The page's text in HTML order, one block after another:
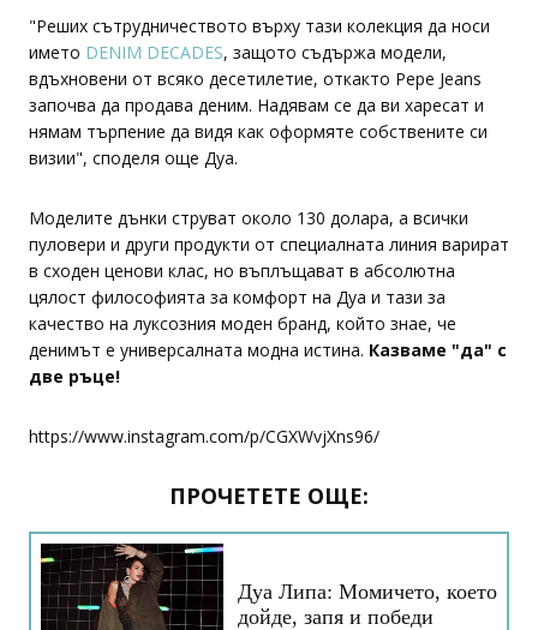
"Реших сътрудничеството върху тази колекция да носи
името DENIM DECADES, защото съдържа модели,
вдъхновени от всяко десетилетие, откакто Pepe Jeans
започва да продава деним. Надявам се да ви харесат и
нямам търпение да видя как оформяте собствените си
визии", споделя още Дуа.
Моделите дънки струват около 130 долара, а всички
пуловери и други продукти от специалната линия варират
в сходен ценови клас, но въплъщават в абсолютна
цялост философията за комфорт на Дуа и тази за
качество на луксозния моден бранд, който знае, че
денимът е универсалната модна истина. Казваме "да" с
две ръце!
https://www.instagram.com/p/CGXWvjXns96/
ПРОЧЕТЕТЕ ОЩЕ:
Дуа Липа: Момичето, което
дойде, запя и победи